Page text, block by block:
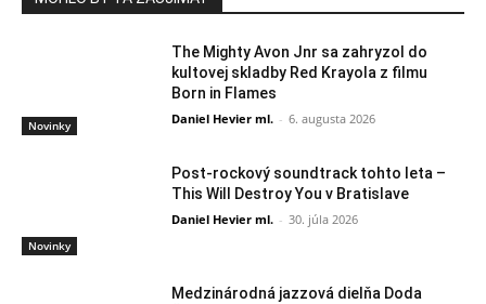
Novinky
The Mighty Avon Jnr sa zahryzol do
kultovej skladby Red Krayola z filmu
Born in Flames
Daniel Hevier ml. - 6. augusta 2026
Novinky
Post-rockový soundtrack tohto leta –
This Will Destroy You v Bratislave
Daniel Hevier ml. - 30. júla 2026
Medzinárodná jazzová dielňa Doda